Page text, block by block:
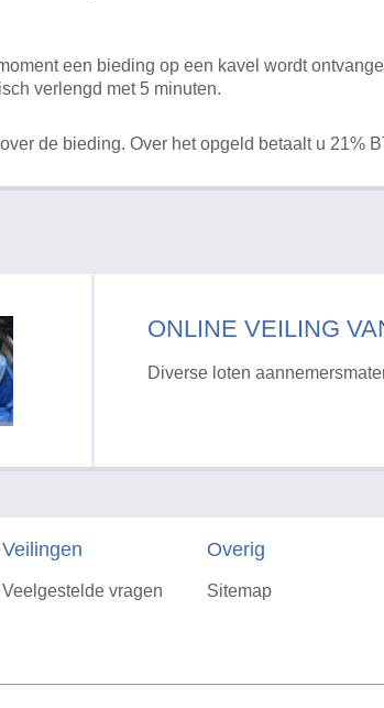
een bieding op een kavel wordt
verlengd met 5 minuten.
de bieding. Over het opgeld betaalt u 21%
ONLINE VEILING
Diverse loten
Veilingen
Veelgestelde vragen
Overig
Sitemap